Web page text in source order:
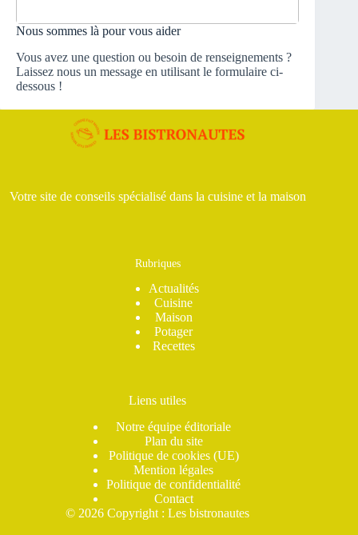
Nous sommes là pour vous aider
Vous avez une question ou besoin de renseignements ?
Laissez nous un message en utilisant le formulaire ci-
dessous !
Votre site de conseils spécialisé dans la cuisine et la maison
Rubriques
Actualités
Cuisine
Maison
Potager
Recettes
Liens utiles
Notre équipe éditoriale
Plan du site
Politique de cookies (UE)
Mention légales
Politique de confidentialité
Contact
© 2026 Copyright : Les bistronautes